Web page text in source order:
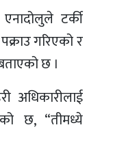
टर्की
गरिएको र
छ ।
अधिकारीलाई
छ, “तीमध्ये